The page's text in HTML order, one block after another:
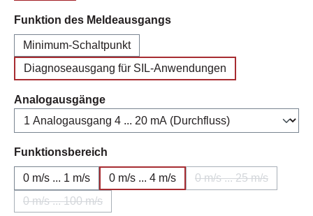
Funktion des Meldeausgangsauswählen
Minimum-Schaltpunkt
Diagnoseausgang für SIL-Anwendungen
Analogausgängeauswählen
Funktionsbereich
0 m/s ... 1 m/s 0 m/s ... 4 m/s 0 m/s ... 25 m/s
0 m/s ... 100 m/s
(Diese Option ist zurzeit nicht verfügbar.)